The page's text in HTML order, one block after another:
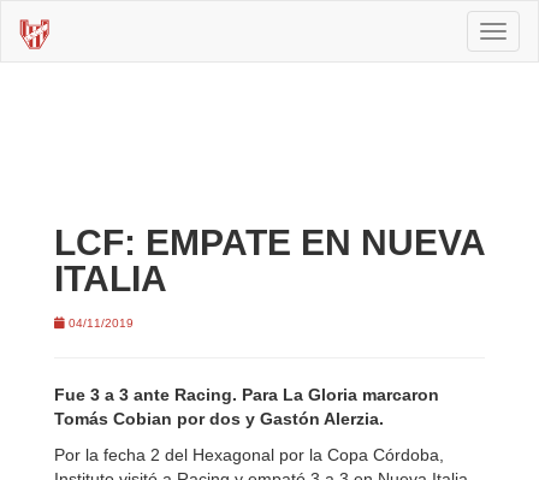
LCF: EMPATE EN NUEVA
ITALIA
04/11/2019
Fue 3 a 3 ante Racing. Para La Gloria marcaron
Tomás Cobian por dos y Gastón Alerzia.
Por la fecha 2 del Hexagonal por la Copa Córdoba,